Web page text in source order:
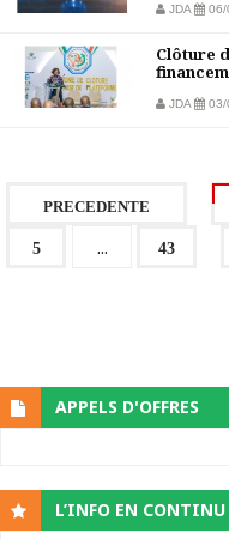
JDA 06/
Clôture
JDA 03/
PRECEDENTE
5 ... 43
APPELS D'OFFRES
L’INFO EN CONTINU